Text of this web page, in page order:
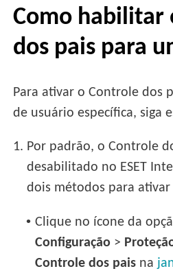
Como habilitar
dos pais para
Para ativar o Controle dos
de usuário específica, siga
1. Por padrão, o Controle
desabilitado no ESET
dois métodos para
• Clique no ícone da
Configuração >
Controle dos pais na